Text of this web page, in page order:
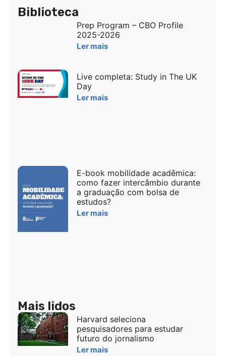
Biblioteca
Prep Program – CBO Profile
2025-2026
Ler mais
Live completa: Study in The UK
Day
Ler mais
E-book mobilidade acadêmica:
como fazer intercâmbio durante
a graduação com bolsa de
estudos?
Ler mais
Mais lidos
Harvard seleciona
pesquisadores para estudar
futuro do jornalismo
Ler mais